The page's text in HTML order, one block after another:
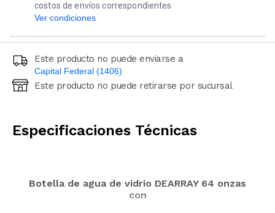
costos de envíos correspondientes
Ver condiciones
Este producto no puede enviarse a
Capital Federal (1406)
Ingresá código postal (sólo números)
Este producto no puede retirarse por sucursal
Especificaciones Técnicas
Botella de agua de vidrio DEARRAY 64 onzas
con